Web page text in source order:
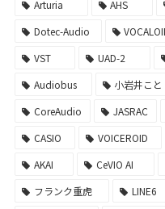
Arturia
AHS
Dotec-Audio
VST
UAD-2
Audiobus
小岩井こと
CoreAudio
JASRAC
CASIO
VOICEROID
AKAI
CeVIO AI
フランク重虎
LINE6